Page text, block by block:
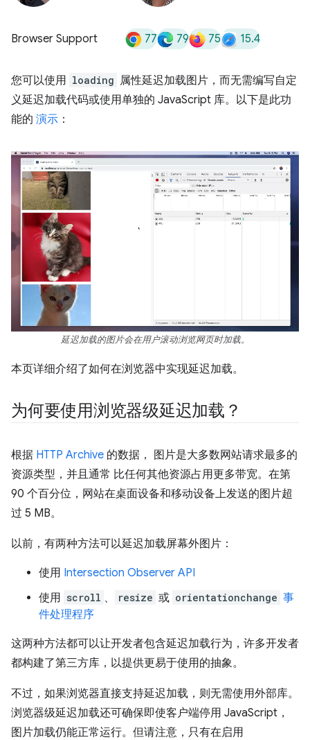
Browser Support 77 79 75 15.4
您可以使用 loading 属性延迟加载图片，而无需编写自定
义延迟加载代码或使用单独的 JavaScript 库。以下是此功
能的 演示 ：
延迟加载的图片会在用户滚动浏览网页时加载。
本页详细介绍了如何在浏览器中实现延迟加载。
为何要使用浏览器级延迟加载？
根据 HTTP Archive 的数据， 图片是大多数网站请求最多的
资源类型，并且通常 比任何其他资源占用更多带宽。在第
90 个百分位，网站在桌面设备和移动设备上发送的图片超
过 5 MB。
以前，有两种方法可以延迟加载屏幕外图片：
使用 Intersection Observer API
使用 scroll 、 resize 或 orientationchange 事
件处理程序
这两种方法都可以让开发者包含延迟加载行为，许多开发者
都构建了第三方库，以提供更易于使用的抽象。
不过，如果浏览器直接支持延迟加载，则无需使用外部库。
浏览器级延迟加载还可确保即使客户端停用 JavaScript，
图片加载仍能正常运行。但请注意，只有在启用